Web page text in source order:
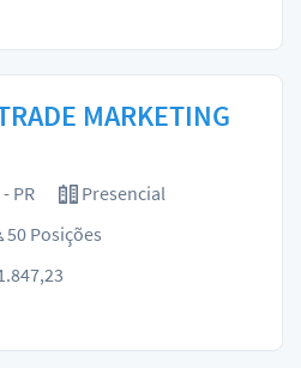
MARKETING
PR
Presencial
50 Posições